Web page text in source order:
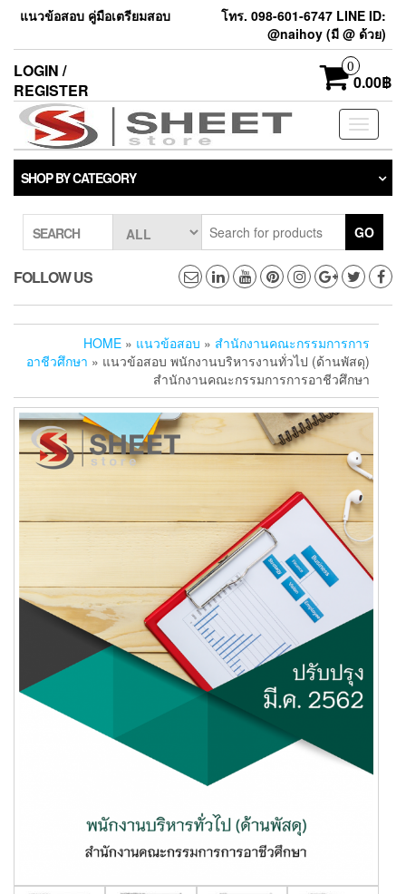
แนวข้อสอบ คู่มือเตรียมสอบ
โทร. 098-601-6747 LINE ID:
@naihoy (มี @ ด้วย)
LOGIN /
REGISTER
0
0.00฿
Toggle
SHOP BY CATEGORY
SEARCH GO
FOLLOW US
HOME » แนวข้อสอบ » สำนักงานคณะกรรมการการ
อาชีวศึกษา » แนวข้อสอบ พนักงานบริหารงานทั่วไป (ด้านพัสดุ)
สำนักงานคณะกรรมการการอาชีวศึกษา